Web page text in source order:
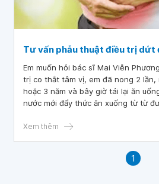
Tư vấn phẫu thuật điều trị dứt
Em muốn hỏi bác sĩ Mai Viễn
trị co thắt tâm vị, em đã nong 2 lần,
hoặc 3 năm và bây giờ tái lại ăn
nước mới đẩy thức ăn xuống từ từ
Xem thêm
1